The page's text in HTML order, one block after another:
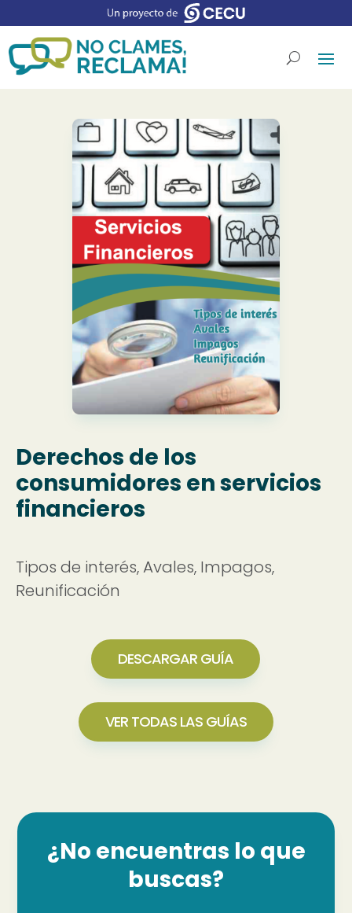
Derechos de los
consumidores en servicios
financieros
Tipos de interés, Avales, Impagos,
Reunificación
DESCARGAR GUÍA
VER TODAS LAS GUÍAS
¿No encuentras lo que
buscas?